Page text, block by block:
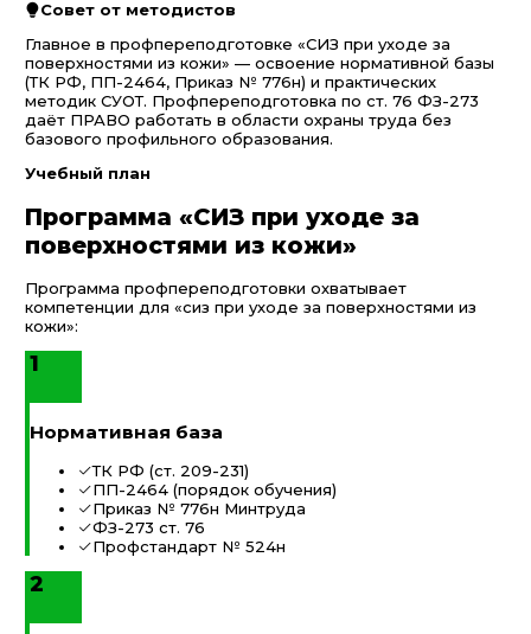
Совет от методистов
Главное в профпереподготовке «СИЗ при уходе за
поверхностями из кожи» — освоение нормативной базы
(ТК РФ, ПП-2464, Приказ № 776н) и практических
методик СУОТ. Профпереподготовка по ст. 76 ФЗ-273
даёт ПРАВО работать в области охраны труда без
базового профильного образования.
Учебный план
Программа «СИЗ при уходе за
поверхностями из кожи»
Программа профпереподготовки охватывает
компетенции для «сиз при уходе за поверхностями из
кожи»:
1
Нормативная база
ТК РФ (ст. 209-231)
ПП-2464 (порядок обучения)
Приказ № 776н Минтруда
ФЗ-273 ст. 76
Профстандарт № 524н
2